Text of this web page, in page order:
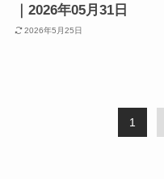
｜2026年05月31日
2026年5月25日
1